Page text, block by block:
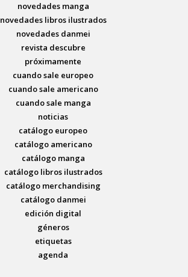
novedades manga
novedades libros ilustrados
novedades danmei
revista descubre
próximamente
cuando sale europeo
cuando sale americano
cuando sale manga
noticias
catálogo europeo
catálogo americano
catálogo manga
catálogo libros ilustrados
catálogo merchandising
catálogo danmei
edición digital
géneros
etiquetas
agenda